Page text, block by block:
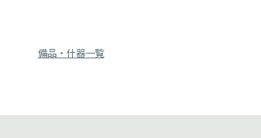
備品・什器一覧